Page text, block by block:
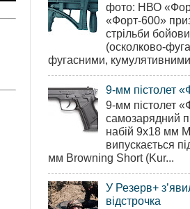
фото: НВО
«Форт-600»
стрільби
(осколково-
фугасними,
9-мм пістолет
9-мм пістолет
самозарядний
набій 9х18 мм
випускається
мм Browning Short (Kur...
У Резерв+
відстрочка